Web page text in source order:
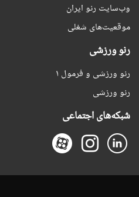
وب‌سایت رنو ایران
موقعیت‌های شغلی
رنو ورزشی
رنو ورزشی و فرمول ۱
رنو ورزشی
شبکه‌های اجتماعی